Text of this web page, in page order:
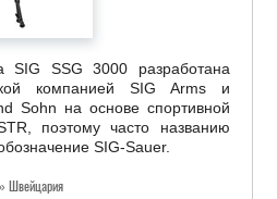
SIG SSG 3000 разработана
компанией SIG Arms и
Sohn на основе спортивной
поэтому часто названию
SIG-Sauer.
Швейцария